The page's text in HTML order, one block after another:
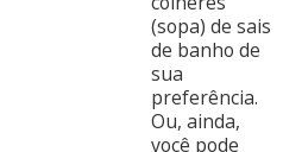
(sopa) de sais
de banho de
sua
preferência.
Ou, ainda,
você pode